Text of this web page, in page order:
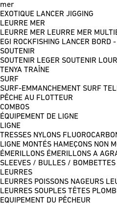
mer
EXOTIQUE LANCER JIGGING
LEURRE MER
LEURRE MER LEURRE MER
EGI
ROCKFISHING LANCER BORD
SOUTENIR
SOUTENIR LEGER SOUTENIR
TENYA TRAÎNE
SURF
SURF-EMMANCHEMENT SURF
PÊCHE AU FLOTTEUR
COMBOS
ÉQUIPEMENT DE LIGNE
LIGNE
TRESSES NYLONS
LIGNE MONTÉS HAMEÇONS NON
ÉMERILLONS ÉMERILLONS A
SLEEVES / BULLES / BOMBETTES
LEURRES
LEURRES POISSONS NAGEURS
LEURRES SOUPLES TÊTES
EQUIPEMENT DU PÊCHEUR